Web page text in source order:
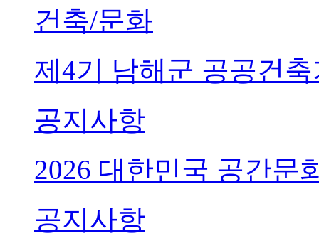
건축/문화
제4기 남해군 공공건
공지사항
2026 대한민국 공간문
공지사항